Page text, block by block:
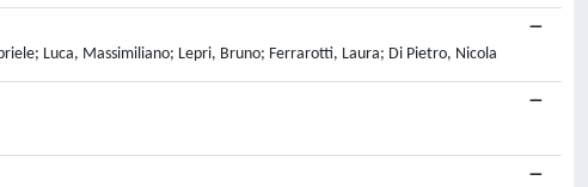
Luca, Massimiliano; Lepri, Bruno; Ferrarotti, Laura; Di Pietro, Nicola